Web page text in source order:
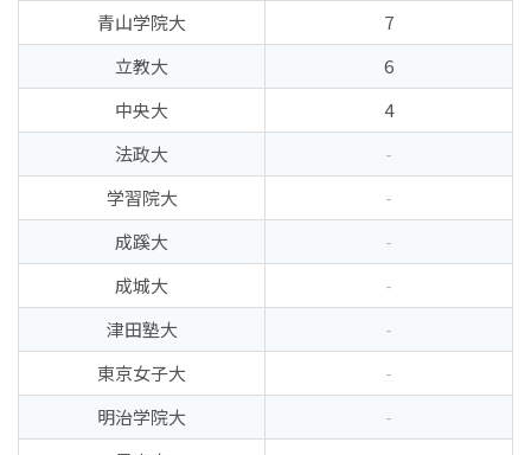
青山学院大
7
立教大
6
中央大
4
法政大
-
学習院大
-
成蹊大
-
成城大
-
津田塾大
-
東京女子大
-
明治学院大
-